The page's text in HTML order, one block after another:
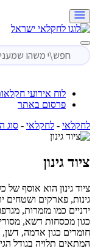
לוח אירועי חקלאות
פרסום באתר
-לחקלאי-סוג המשק-
הוא אוסף של כלים
פארקים ושטחים ירוקים
כמו מזמרות, מגרפות,
דשא, מסורים,
כגון אדמה, דשן,
תלויה בגודל הגינה,